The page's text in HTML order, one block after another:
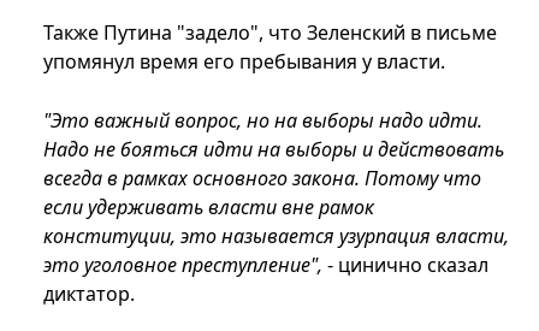
Также Путина "задело", что Зеленский в письме
упомянул время его пребывания у власти.
"Это важный вопрос, но на выборы надо идти.
Надо не бояться идти на выборы и действовать
всегда в рамках основного закона. Потому что
если удерживать власти вне рамок
конституции, это называется узурпация власти,
это уголовное преступление", - цинично сказал
диктатор.